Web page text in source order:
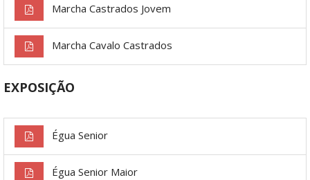
Marcha Castrados Jovem
Marcha Cavalo Castrados
EXPOSIÇÃO
Égua Senior
Égua Senior Maior